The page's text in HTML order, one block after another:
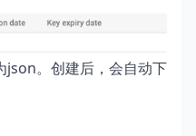
json。创建后，会自动下